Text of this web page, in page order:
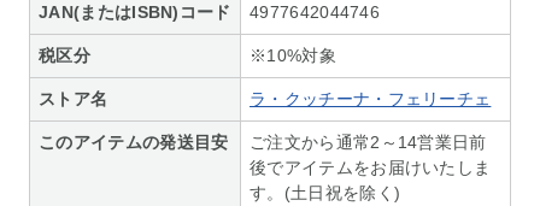
JAN(またはISBN)コード 4977642044746
税区分 ※10%対象
ストア名 ラ・クッチーナ・フェリーチェ
このアイテムの発送目安
ご注文から通常2～14営業日前
後でアイテムをお届けいたしま
す。(土日祝を除く)